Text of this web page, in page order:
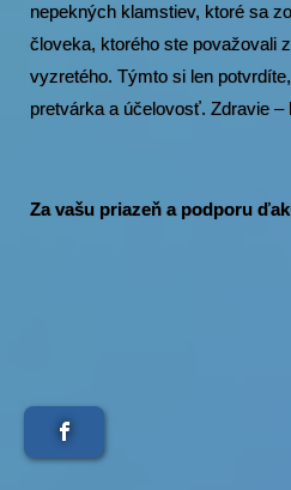
nepekných klamstiev, ktoré sa
človeka, ktorého ste považovali
vyzretého. Týmto si len
pretvárka a účelovosť. Zdravie –
Za vašu priazeň a podporu